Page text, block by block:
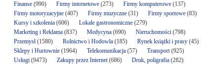
Finanse(990) Firmy internetowe (273) Firmy komputerowe(137)
Firmy motoryzacyjne(407) Firmy muzyczne(31) Firmy sportowe(83)
Kursy i szkolenia(606) Lokale gastronomiczne(279)
Marketing i Reklama(837) Medycyna(690) Nieruchomości(798)
Przemysł(1580) Rolnictwo i Hodowla(185) Rynek książki i prasy(45)
Sklepy i Hurtownie(1964) Telekomunikacja(57) Transport(925)
Usługi(9473) Zakupy przez Internet(686) Druk, poligrafia(282)